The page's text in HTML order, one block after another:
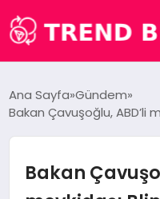
DÜNYA
EĞITIM
Ana Sayfa Gündem
Bakan Çavuşoğlu, ABD’li
Bakan